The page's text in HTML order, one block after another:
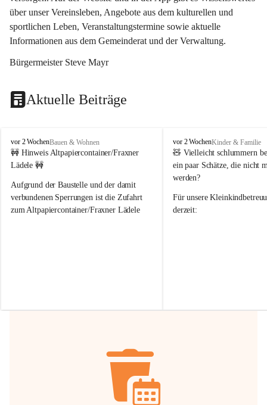
über unser Vereinsleben, Angebote aus dem kulturellen und
sportlichen Leben, Veranstaltungstermine sowie aktuelle
Informationen aus dem Gemeinderat und der Verwaltung.
Bürgermeister Steve Mayr
Aktuelle Beiträge
F
r
a
e
r
n
vor 2 WochenBauen & Wohnen
🚧 Hinweis Altpapiercontainer/Fraxner
Lädele 🚧
Aufgrund der Baustelle und der damit
verbundenen Sperrungen ist die Zufahrt
zum Altpapiercontainer/Fraxner Lädele
Hilfsbereitschaft!
F
r
a
x
r
n
vor 2 WochenKinder & Familie
🧸 Vielleicht schlummern
ein paar Schätze, die nicht
werden?
Für unsere
derzeit: